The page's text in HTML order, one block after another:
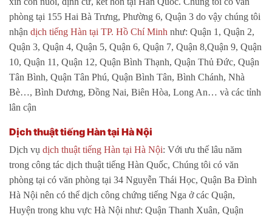
phòng tại 155 Hai Bà Trưng, Phường 6, Quận 3 do vậy chúng tôi
nhận dịch tiếng Hàn tại TP. Hồ Chí Minh như: Quận 1, Quận 2,
Quận 3, Quận 4, Quận 5, Quận 6, Quận 7, Quận 8,Quận 9, Quận
10, Quận 11, Quận 12, Quận Bình Thạnh, Quận Thủ Đức, Quận
Tân Bình, Quận Tân Phú, Quận Bình Tân, Bình Chánh, Nhà
Bè…, Bình Dương, Đồng Nai, Biên Hòa, Long An… và các tỉnh
lân cận
Dịch thuật tiếng Hàn tại Hà Nội
Dịch vụ dịch thuật tiếng Hàn tại Hà Nội: Với ưu thế lâu năm
trong công tác dịch thuật tiếng Hàn Quốc, Chúng tôi có văn
phòng tại có văn phòng tại 34 Nguyễn Thái Học, Quận Ba Đình
Hà Nội nên có thể dịch công chứng tiếng Nga ở các Quận,
Huyện trong khu vực Hà Nội như: Quận Thanh Xuân, Quận